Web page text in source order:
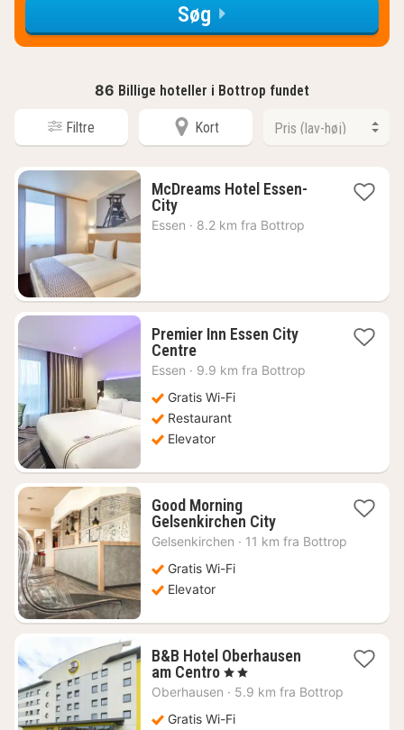
Søg
86 Billige hoteller i Bottrop fundet
Filtre Kort
McDreams Hotel Essen-
City1
nat
Essen · 8.2 km fra Bottrop
Premier Inn Essen City
Centre1
nat
346
kr.
Essen · 9.9 km fra Bottrop
Gratis Wi-Fi
Restaurant
Elevator
Good Morning
Gelsenkirchen City1
nat
Gelsenkirchen · 11 km fra Bottrop
Gratis Wi-Fi
Elevator
B&B Hotel Oberhausen
am Centro1
nat
335
, 2 Stjerner
Oberhausen · 5.9 km fra Bottrop
Gratis Wi-Fi